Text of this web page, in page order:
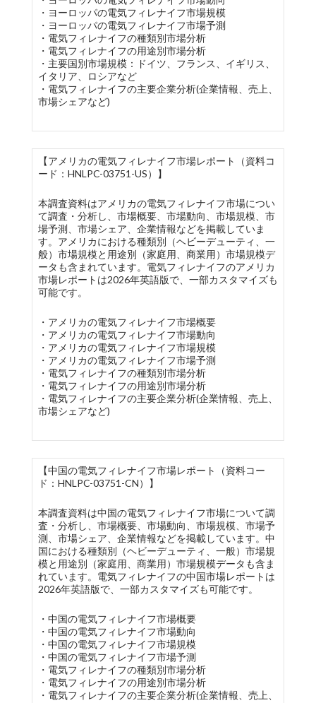
・ヨーロッパの電気フィレナイフ市場規模
・ヨーロッパの電気フィレナイフ市場予測
・電気フィレナイフの種類別市場分析
・電気フィレナイフの用途別市場分析
・主要国別市場規模：ドイツ、フランス、イギリス、
イタリア、ロシアなど
・電気フィレナイフの主要企業分析(企業情報、売上、
市場シェアなど)
【アメリカの電気フィレナイフ市場レポート（資料コ
ード：HNLPC-03751-US）】
本調査資料はアメリカの電気フィレナイフ市場につい
て調査・分析し、市場概要、市場動向、市場規模、市
場予測、市場シェア、企業情報などを掲載していま
す。アメリカにおける種類別（ヘビーデューティ、一
般）市場規模と用途別（家庭用、商業用）市場規模デ
ータも含まれています。電気フィレナイフのアメリカ
市場レポートは2026年英語版で、一部カスタマイズも
可能です。
・アメリカの電気フィレナイフ市場概要
・アメリカの電気フィレナイフ市場動向
・アメリカの電気フィレナイフ市場規模
・アメリカの電気フィレナイフ市場予測
・電気フィレナイフの種類別市場分析
・電気フィレナイフの用途別市場分析
・電気フィレナイフの主要企業分析(企業情報、売上、
市場シェアなど)
【中国の電気フィレナイフ市場レポート（資料コー
ド：HNLPC-03751-CN）】
本調査資料は中国の電気フィレナイフ市場について調
査・分析し、市場概要、市場動向、市場規模、市場予
測、市場シェア、企業情報などを掲載しています。中
国における種類別（ヘビーデューティ、一般）市場規
模と用途別（家庭用、商業用）市場規模データも含ま
れています。電気フィレナイフの中国市場レポートは
2026年英語版で、一部カスタマイズも可能です。
・中国の電気フィレナイフ市場概要
・中国の電気フィレナイフ市場動向
・中国の電気フィレナイフ市場規模
・中国の電気フィレナイフ市場予測
・電気フィレナイフの種類別市場分析
・電気フィレナイフの用途別市場分析
・電気フィレナイフの主要企業分析(企業情報、売上、